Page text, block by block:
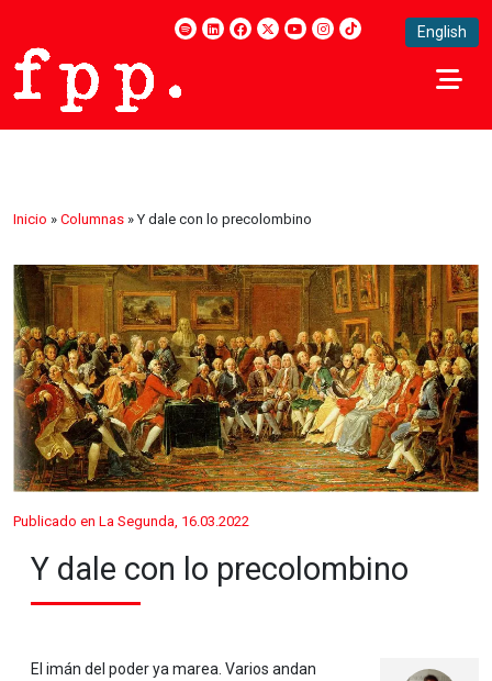
English
Inicio » Columnas »Y dale con lo precolombino
Publicado en La Segunda, 16.03.2022
Y dale con lo precolombino
El imán del poder ya marea. Varios andan